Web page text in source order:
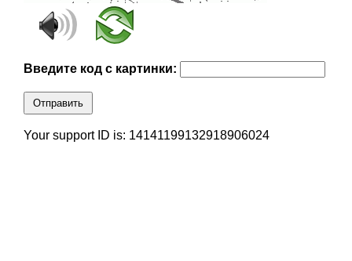
Введите код с картинки:
Отправить
Your support ID is: 14141199132918906024